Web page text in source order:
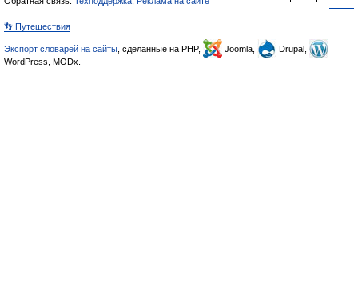
👣 Путешествия
Экспорт словарей на сайты , сделанные на PHP, Joomla,
Drupal,
WordPress, MODx.